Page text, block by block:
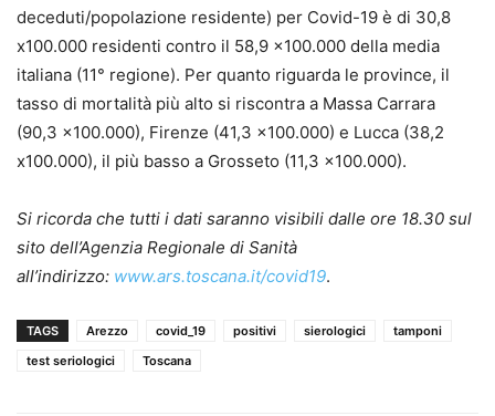
deceduti/popolazione residente) per Covid-19 è di 30,8
x100.000 residenti contro il 58,9 x100.000 della media
italiana (11° regione). Per quanto riguarda le province, il
tasso di mortalità più alto si riscontra a Massa Carrara
(90,3 x100.000), Firenze (41,3 x100.000) e Lucca (38,2
x100.000), il più basso a Grosseto (11,3 x100.000).
Si ricorda che tutti i dati saranno visibili dalle ore 18.30 sul
sito dell’Agenzia Regionale di Sanità
all’indirizzo: www.ars.toscana.it/covid19.
TAGS Arezzo covid_19 positivi sierologici
tamponi
test seriologici
Toscana